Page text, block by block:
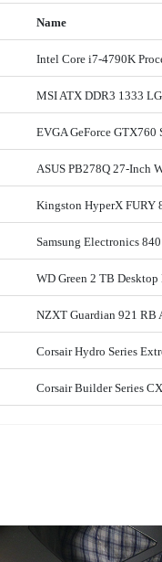
Name
Intel Core i7-4790K
MSI ATX DDR3 1333
EVGA GeForce GTX760
ASUS PB278Q 27-Inch
Kingston HyperX
Samsung Electronics
WD Green 2 TB
NZXT Guardian 921 RB
Corsair Hydro Series
Corsair Builder Series